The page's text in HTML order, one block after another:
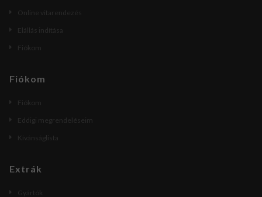
Online vitarendezés
Elállás indítása
Fiókom
Fiókom
Fiókom
Eddigi megrendeléseim
Kívánságlista
Extrák
Gyártók